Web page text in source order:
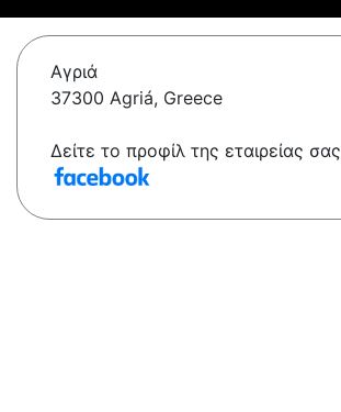
Αγριά
37300 Agriá, Greece
Δείτε το προφίλ της εταιρείας σας